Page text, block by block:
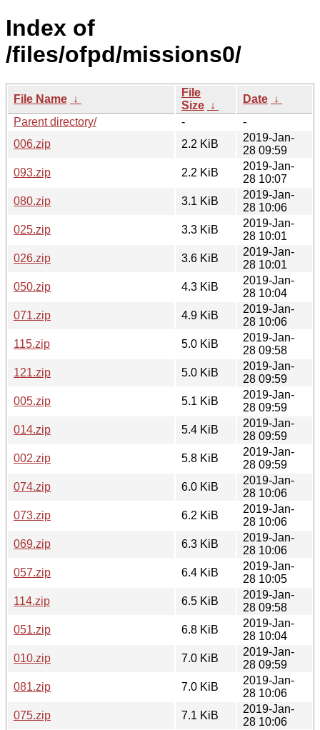
Index of
/files/ofpd/missions0/
File Name ↓
File
Size ↓
Date ↓
Parent directory/
-
-
006.zip
2.2 KiB
2019-Jan-
28 09:59
093.zip
2.2 KiB
2019-Jan-
28 10:07
080.zip
3.1 KiB
2019-Jan-
28 10:06
025.zip
3.3 KiB
2019-Jan-
28 10:01
026.zip
3.6 KiB
2019-Jan-
28 10:01
050.zip
4.3 KiB
2019-Jan-
28 10:04
071.zip
4.9 KiB
2019-Jan-
28 10:06
115.zip
5.0 KiB
2019-Jan-
28 09:58
121.zip
5.0 KiB
2019-Jan-
28 09:59
005.zip
5.1 KiB
2019-Jan-
28 09:59
014.zip
5.4 KiB
2019-Jan-
28 09:59
002.zip
5.8 KiB
2019-Jan-
28 09:59
074.zip
6.0 KiB
2019-Jan-
28 10:06
073.zip
6.2 KiB
2019-Jan-
28 10:06
069.zip
6.3 KiB
2019-Jan-
28 10:06
057.zip
6.4 KiB
2019-Jan-
28 10:05
114.zip
6.5 KiB
2019-Jan-
28 09:58
051.zip
6.8 KiB
2019-Jan-
28 10:04
010.zip
7.0 KiB
2019-Jan-
28 09:59
081.zip
7.0 KiB
2019-Jan-
28 10:06
075.zip
7.1 KiB
2019-Jan-
28 10:06